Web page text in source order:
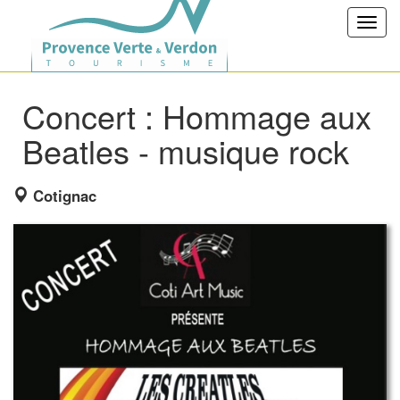
Concert : Hommage aux
Beatles - musique rock
Cotignac